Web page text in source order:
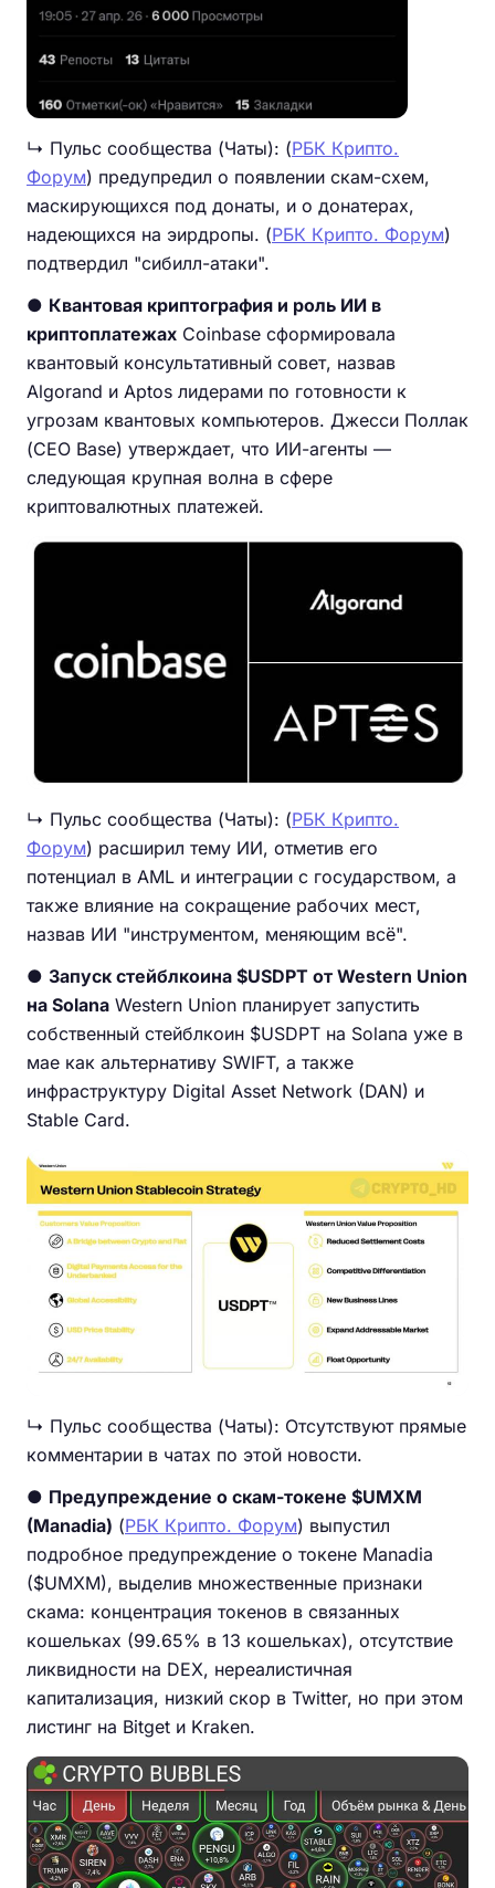
↳ Пульс сообщества (Чаты): (РБК Крипто.
Форум) предупредил о появлении скам-схем,
маскирующихся под донаты, и о донатерах,
надеющихся на эирдропы. (РБК Крипто. Форум)
подтвердил "сибилл-атаки".
● Квантовая криптография и роль ИИ в
криптоплатежах Coinbase сформировала
квантовый консультативный совет, назвав
Algorand и Aptos лидерами по готовности к
угрозам квантовых компьютеров. Джесси Поллак
(CEO Base) утверждает, что ИИ-агенты —
следующая крупная волна в сфере
криптовалютных платежей.
↳ Пульс сообщества (Чаты): (РБК Крипто.
Форум) расширил тему ИИ, отметив его
потенциал в AML и интеграции с государством, а
также влияние на сокращение рабочих мест,
назвав ИИ "инструментом, меняющим всё".
● Запуск стейблкоина $USDPT от Western Union
на Solana Western Union планирует запустить
собственный стейблкоин $USDPT на Solana уже в
мае как альтернативу SWIFT, а также
инфраструктуру Digital Asset Network (DAN) и
Stable Card.
↳ Пульс сообщества (Чаты): Отсутствуют прямые
комментарии в чатах по этой новости.
● Предупреждение о скам-токене $UMXM
(Manadia) (РБК Крипто. Форум) выпустил
подробное предупреждение о токене Manadia
($UMXM), выделив множественные признаки
скама: концентрация токенов в связанных
кошельках (99.65% в 13 кошельках), отсутствие
ликвидности на DEX, нереалистичная
капитализация, низкий скор в Twitter, но при этом
листинг на Bitget и Kraken.